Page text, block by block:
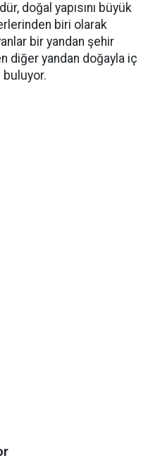
doğal yapısını büyük
biri olarak
bir yandan şehir
diğer yandan doğayla iç
buluyor.